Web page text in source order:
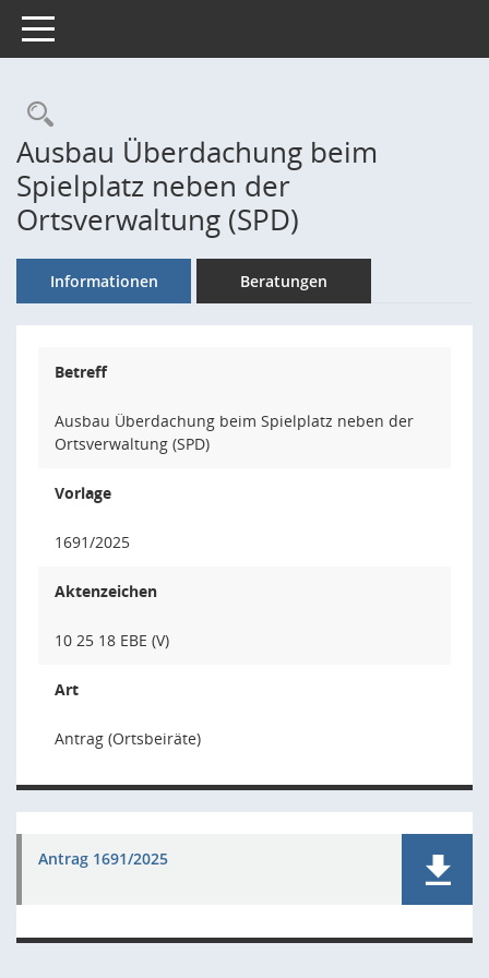
Toggle navigation
Rechercheauswahl
Ausbau Überdachung beim
Spielplatz neben der
Ortsverwaltung (SPD)
Informationen Beratungen
Betreff
Ausbau Überdachung beim Spielplatz neben der
Ortsverwaltung (SPD)
Vorlage
1691/2025
Aktenzeichen
10 25 18 EBE (V)
Art
Antrag (Ortsbeiräte)
Antrag 1691/2025